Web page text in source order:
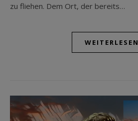
zu fliehen. Dem Ort, der bereits…
WEITERLESEN